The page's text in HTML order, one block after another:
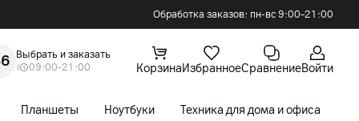
Обработка заказов: пн-вс 9:00–21:00
Выбрать и заказать
09:00-21:00
КорзинаИзбранноеСравнениеВойти
Планшеты Ноутбуки Техника для дома и офиса